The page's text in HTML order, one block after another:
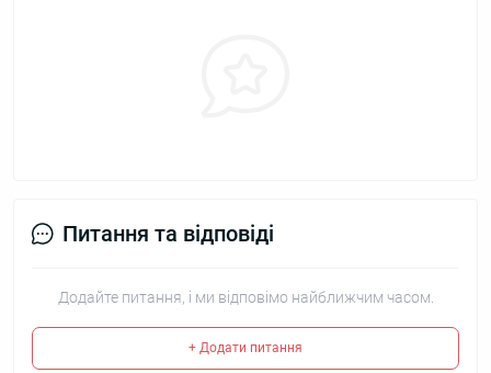
Питання та відповіді
Додайте питання, і ми відповімо найближчим часом.
+ Додати питання